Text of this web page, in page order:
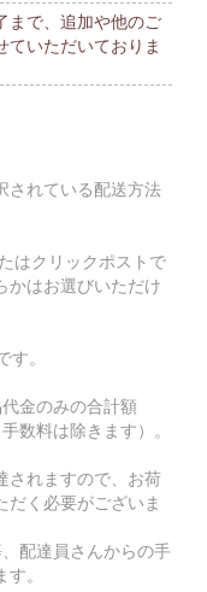
まで、追加や他のご
ていただいておりま
されている配送方法
はクリックポストで
かはお選びいただけ
。
金のみの合計額
数料は除きます）。
されますので、お荷
だく必要がございま
配達員さんからの手
。